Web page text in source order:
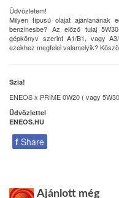
Üdvözletem!
Milyen típusú olajat ajánlanának
benzinesbe? Az előző tulaj
gépkönyv szerint A1/B1, vagy
ezekhez megfelel valamelyik?
Szia!
ENEOS x PRIME 0W20 ( vagy
Üdvözlettel
ENEOS.HU
f Share
Ajánlott még